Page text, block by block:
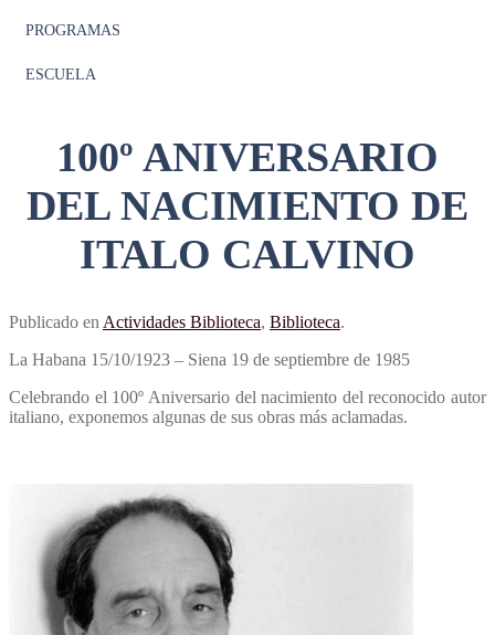
PROGRAMAS
ESCUELA
100º ANIVERSARIO
DEL NACIMIENTO DE
ITALO CALVINO
Publicado en Actividades Biblioteca, Biblioteca.
La Habana 15/10/1923 – Siena 19 de septiembre de 1985
Celebrando el 100º Aniversario del nacimiento del reconocido autor
italiano, exponemos algunas de sus obras más aclamadas.